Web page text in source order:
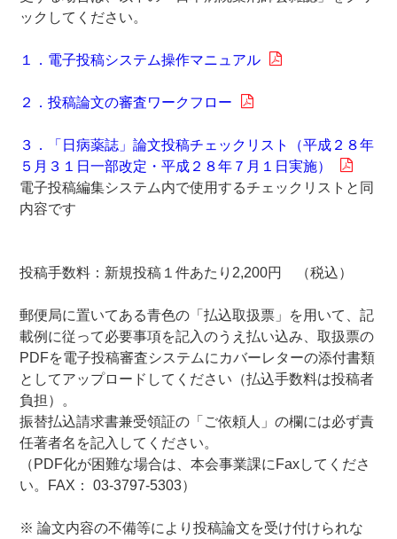
ックしてください。
１．電子投稿システム操作マニュアル
２．投稿論文の審査ワークフロー
３．「日病薬誌」論文投稿チェックリスト
（平成２８年
５月３１日一部改定・平成２８年７月１日実施）
電子投稿編集システム内で使用するチェックリストと同
内容です
投稿手数料：新規投稿１件あたり2,200円 （税込）
郵便局に置いてある青色の「払込取扱票」を用いて、記
載例に従って必要事項を記入のうえ払い込み、取扱票の
PDFを電子投稿審査システムにカバーレターの添付書類
としてアップロードしてください（払込手数料は投稿者
負担）。
振替払込請求書兼受領証の「ご依頼人」の欄には必ず責
任著者名を記入してください。
（PDF化が困難な場合は、本会事業課にFaxしてくださ
い。FAX： 03-3797-5303）
※ 論文内容の不備等により投稿論文を受け付けられな